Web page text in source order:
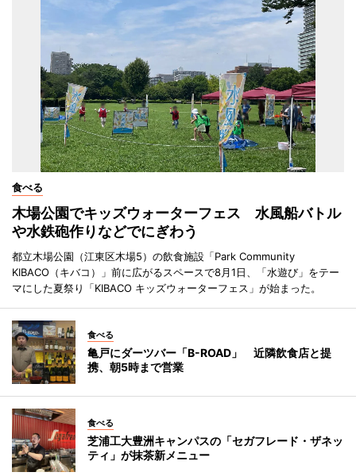
食べる
木場公園でキッズウォーターフェス 水風船バトル
や水鉄砲作りなどでにぎわう
都立木場公園（江東区木場5）の飲食施設「Park Community
KIBACO（キバコ）」前に広がるスペースで8月1日、「水遊び」をテー
マにした夏祭り「KIBACO キッズウォーターフェス」が始まった。
食べる
亀戸にダーツバー「B-ROAD」 近隣飲食店と提
携、朝5時まで営業
食べる
芝浦工大豊洲キャンパスの「セガフレード・ザネッ
ティ」が抹茶新メニュー